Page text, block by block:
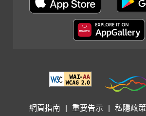
網頁指南 重要告示 私隱政策